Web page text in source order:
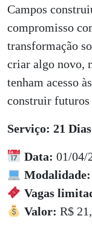
Campos
compromisso
transformação
criar algo novo,
tenham acesso
construir futuros
Serviço: 21
Data: 01/04/
Modalidade:
Vagas
Valor: R$